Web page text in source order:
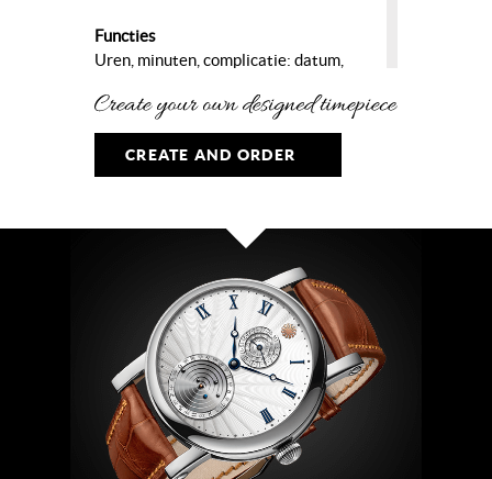
Functies
Uren, minuten, complicatie: datum,
uitgerust met het kleinste
mechanische Planetarium ter wereld
dat de omwentelingen aangeeft van
Mercurius, Venus, Aarde, Mars,
Platina kast, ø 40 mm, saffierglas,
saffierglas achterdeksel.
Wijzerplaat
Zilver met blauwe index,
gerhodineerd Planetarium met
gekleurde Zon en Aarde.
Band
CREATE AND ORDER